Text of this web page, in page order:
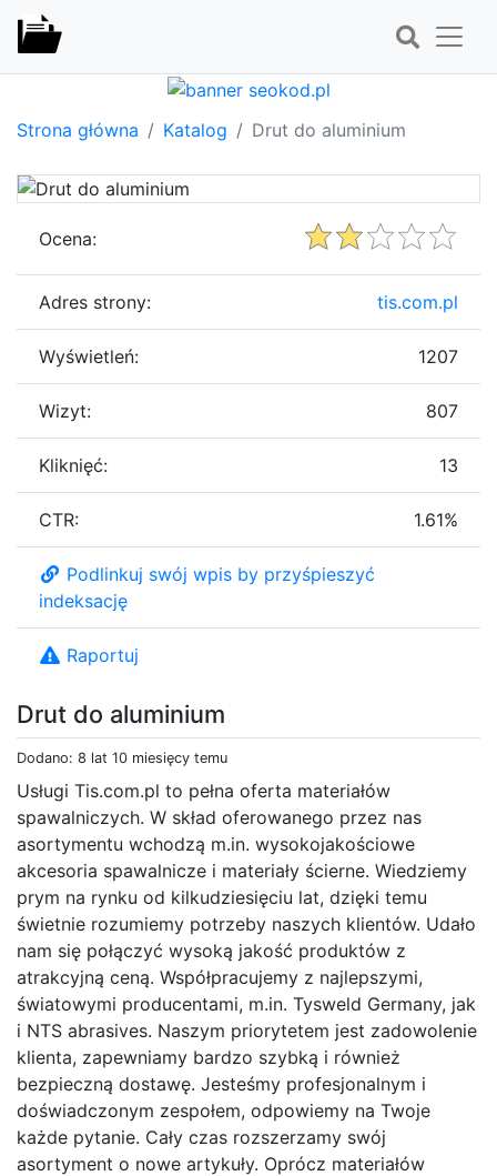
Strona główna Katalog Drut do aluminium
Drut do aluminium
Dodano: 8 lat 10 miesięcy temu
Usługi Tis.com.pl to pełna oferta materiałów
spawalniczych. W skład oferowanego przez nas
asortymentu wchodzą m.in. wysokojakościowe
akcesoria spawalnicze i materiały ścierne. Wiedziemy
prym na rynku od kilkudziesięciu lat, dzięki temu
świetnie rozumiemy potrzeby naszych klientów. Udało
nam się połączyć wysoką jakość produktów z
atrakcyjną ceną. Współpracujemy z najlepszymi,
światowymi producentami, m.in. Tysweld Germany, jak
i NTS abrasives. Naszym priorytetem jest zadowolenie
klienta, zapewniamy bardzo szybką i również
bezpieczną dostawę. Jesteśmy profesjonalnym i
doświadczonym zespołem, odpowiemy na Twoje
każde pytanie. Cały czas rozszerzamy swój
asortyment o nowe artykuły. Oprócz materiałów
Ocena:
Adres strony: tis.com.pl
Wyświetleń: 1207
Wizyt: 807
Kliknięć: 13
CTR: 1.61%
Podlinkuj swój wpis by przyśpieszyć
indeksację
Raportuj